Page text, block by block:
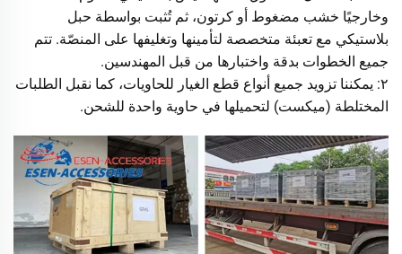
وخارجيًا خشب مضغوط أو كرتون، ثم تُثبت بواسطة حبل
بلاستيكي مع تعبئة متخصصة لتأمينها وتغليفها على المنصّة. تتم
جميع الخطوات بدقة واختبارها من قبل المهندسين.
٢: يمكننا تزويد جميع أنواع قطع الغيار للحاويات، كما نقبل الطلبات
المختلطة (ميكست) لتحميلها في حاوية واحدة للشحن.